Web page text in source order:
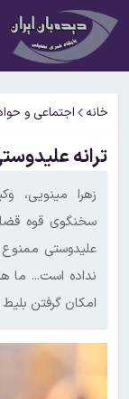
خانه اجتماعی و
ترانه
زهرا مینویی،‌
سخنگوی قوه
علیدوستی
نداده است... ما
امکان گرفتن